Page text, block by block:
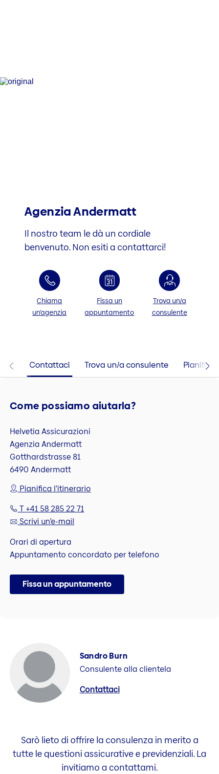
Agenzia Andermatt
Il nostro team le dà un cordiale
benvenuto. Non esiti a contattarci!
Chiama
un’agenzia
Fissa un
appuntamento
Trova un/a
consulente
Contattaci Trova un/a consulente Pianifica
Come possiamo aiutarla?
Helvetia Assicurazioni
Agenzia Andermatt
Gotthardstrasse 81
6490 Andermatt
Pianifica l’itinerario
T +41 58 285 22 71
Scrivi un’e-mail
Orari di apertura
Appuntamento concordato per telefono
Fissa un appuntamento
Sandro Burn
Consulente alla clientela
Contattaci
Sarò lieto di offrire la consulenza in merito a
tutte le questioni assicurative e previdenziali. La
invitiamo a contattami.